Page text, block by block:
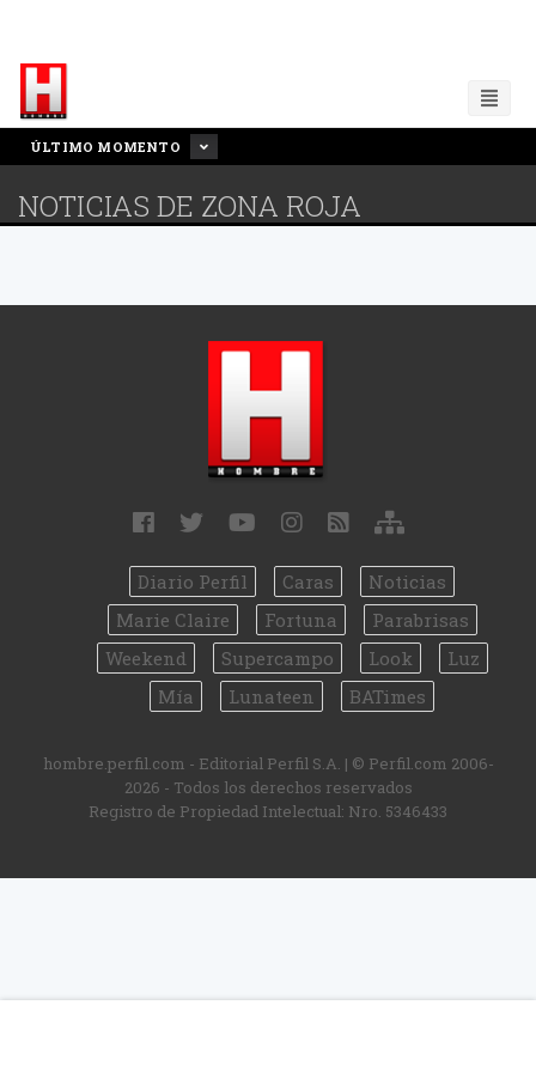
ÚLTIMO MOMENTO
NOTICIAS DE ZONA ROJA
Diario Perfil Caras
Noticias
Marie Claire
Fortuna
Parabrisas
Weekend
Supercampo Look
Luz
Mía
Lunateen BATimes
hombre.perfil.com - Editorial Perfil S.A. | © Perfil.com 2006-
2026 - Todos los derechos reservados
Registro de Propiedad Intelectual: Nro. 5346433